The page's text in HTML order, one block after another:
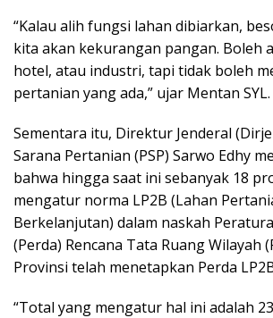
“Kalau alih fungsi lahan dibiarkan,
kita akan kekurangan pangan. Boleh
hotel, atau industri, tapi tidak boleh
pertanian yang ada,” ujar Mentan SYL.
Sementara itu, Direktur Jenderal
Sarana Pertanian (PSP) Sarwo Edhy
bahwa hingga saat ini sebanyak 18
mengatur norma LP2B (Lahan
Berkelanjutan) dalam naskah
(Perda) Rencana Tata Ruang Wilayah
Provinsi telah menetapkan Perda
“Total yang mengatur hal ini adalah